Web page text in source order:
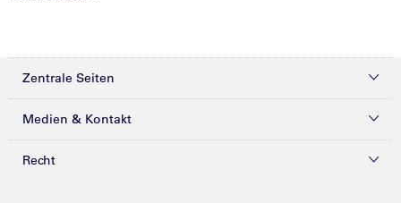
Zentrale Seiten
Kliniken & Zentren
Medien & Kontakt
Presse
Recht